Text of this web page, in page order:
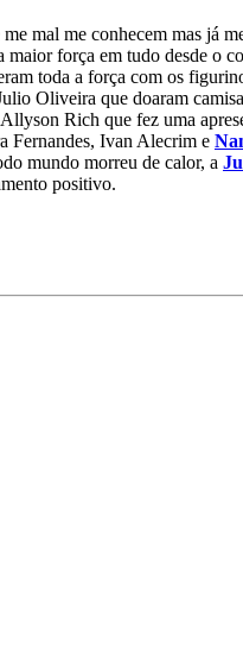
mal me conhecem mas já
maior força em tudo desde o
toda a força com os
Oliveira que doaram
Rich que fez uma
Fernandes, Ivan Alecrim e
mundo morreu de calor, a
positivo.